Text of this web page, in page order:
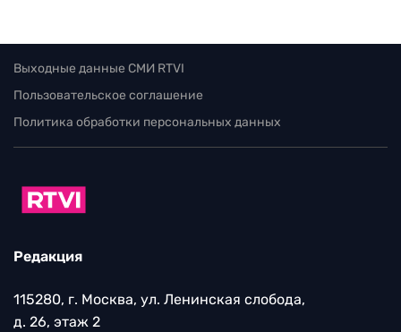
Выходные данные СМИ RTVI
Пользовательское соглашение
Политика обработки персональных данных
Редакция
115280, г. Москва, ул. Ленинская слобода,
д. 26, этаж 2